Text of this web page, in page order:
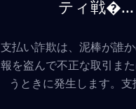
ティ戦�...
支払い詐欺は、泥棒が誰
報を盗んで不正な取引ま
うときに発生します。支